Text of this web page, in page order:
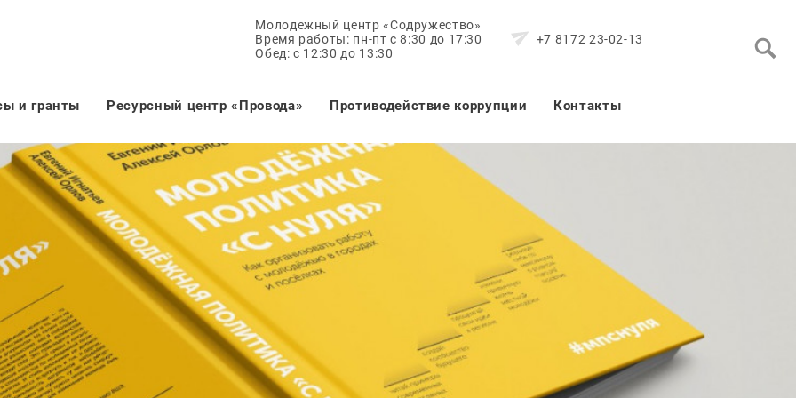
Молодежный центр «Содружество»
Время работы: пн-пт с 8:30 до 17:30
Обед: с 12:30 до 13:30
+7 8172 23-02-13
и гранты Ресурсный центр «Провода» Противодействие коррупции Контакты